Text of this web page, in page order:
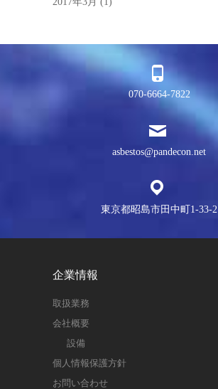
070-6664-7822
asbestos@pandecon.net
東京都昭島市田中町1-33-2
企業情報
取扱業務
会社概要
設備
個人情報保護方針
お問い合わせ